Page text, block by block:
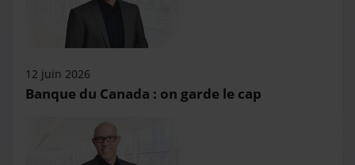
12 juin 2026
Banque du Canada : on garde le cap